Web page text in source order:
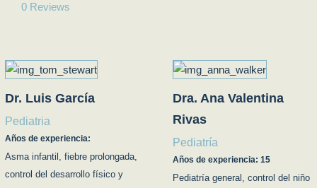
0 Reviews
Dr. Luis García
Pediatria
Años de experiencia:
Asma infantil, fiebre prolongada,
control del desarrollo físico y
Dra. Ana Valentina
Rivas
Pediatría
Años de experiencia: 15
Pediatría general, control del niño